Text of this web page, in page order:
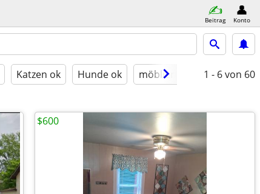
Beitrag Konto
Katzen ok Hunde ok möbliert 1 - 6von 60
$600